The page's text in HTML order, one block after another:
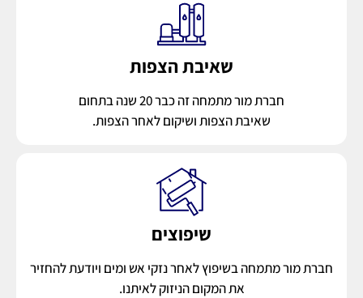
שאיבת הצפות
חברת מור מתמחה זה כבר 20 שנה בתחום
שאיבת הצפות ושיקום לאחר הצפות.
שיפוצים
חברת מור מתמחה בשיפוץ לאחר נזקי אש ומים ויודעת להחזיר
את המקום הניזוק לאיתנו.